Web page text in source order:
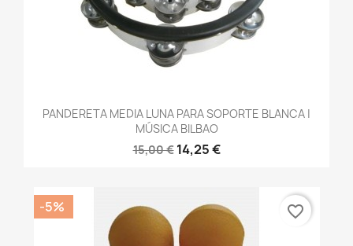
PANDERETA MEDIA LUNA PARA SOPORTE BLANCA |
MÚSICA BILBAO
15,00 € 14,25 €
-5% favorite_border